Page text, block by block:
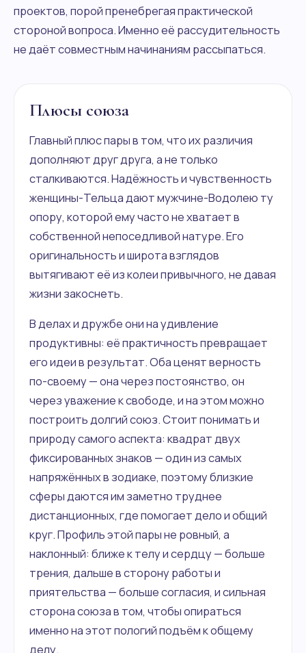
проектов, порой пренебрегая практической
стороной вопроса. Именно её рассудительность
не даёт совместным начинаниям рассыпаться.
Плюсы союза
Главный плюс пары в том, что их различия
дополняют друг друга, а не только
сталкиваются. Надёжность и чувственность
женщины-Тельца дают мужчине-Водолею ту
опору, которой ему часто не хватает в
собственной непоседливой натуре. Его
оригинальность и широта взглядов
вытягивают её из колеи привычного, не давая
жизни закоснеть.
В делах и дружбе они на удивление
продуктивны: её практичность превращает
его идеи в результат. Оба ценят верность
по-своему — она через постоянство, он
через уважение к свободе, и на этом можно
построить долгий союз. Стоит понимать и
природу самого аспекта: квадрат двух
фиксированных знаков — один из самых
напряжённых в зодиаке, поэтому близкие
сферы даются им заметно труднее
дистанционных, где помогает дело и общий
круг. Профиль этой пары не ровный, а
наклонный: ближе к телу и сердцу — больше
трения, дальше в сторону работы и
приятельства — больше согласия, и сильная
сторона союза в том, чтобы опираться
именно на этот пологий подъём к общему
делу.